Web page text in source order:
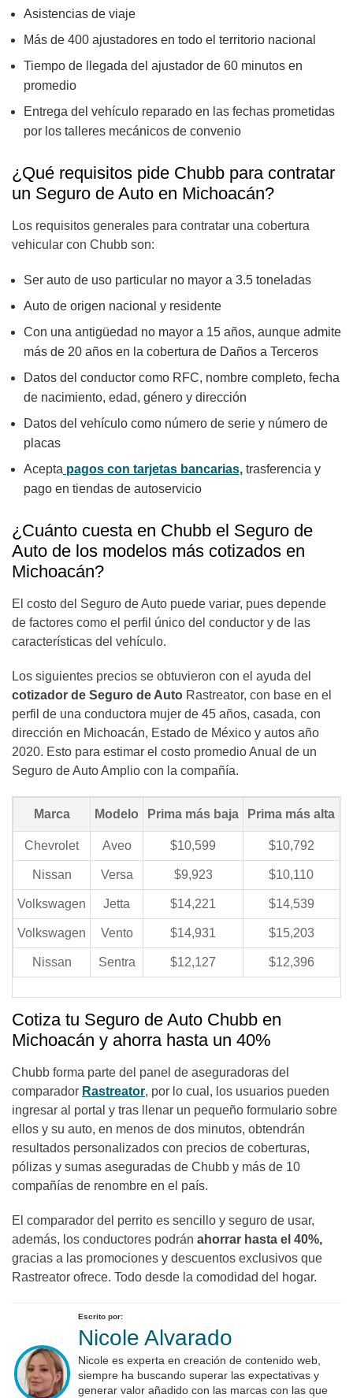
Asistencias de viaje
Más de 400 ajustadores en todo el territorio nacional
Tiempo de llegada del ajustador de 60 minutos en
promedio
Entrega del vehículo reparado en las fechas prometidas
por los talleres mecánicos de convenio
¿Qué requisitos pide Chubb para contratar
un Seguro de Auto en Michoacán?
Los requisitos generales para contratar una cobertura
vehicular con Chubb son:
Ser auto de uso particular no mayor a 3.5 toneladas
Auto de origen nacional y residente
Con una antigüedad no mayor a 15 años, aunque admite
más de 20 años en la cobertura de Daños a Terceros
Datos del conductor como RFC, nombre completo, fecha
de nacimiento, edad, género y dirección
Datos del vehículo como número de serie y número de
placas
Acepta pagos con tarjetas bancarias, trasferencia y
pago en tiendas de autoservicio
¿Cuánto cuesta en Chubb el Seguro de
Auto de los modelos más cotizados en
Michoacán?
El costo del Seguro de Auto puede variar, pues depende
de factores como el perfil único del conductor y de las
características del vehículo.
Los siguientes precios se obtuvieron con el ayuda del
cotizador de Seguro de Auto Rastreator, con base en el
perfil de una conductora mujer de 45 años, casada, con
dirección en Michoacán, Estado de México y autos año
2020. Esto para estimar el costo promedio Anual de un
Seguro de Auto Amplio con la compañía.
Marca Modelo Prima más baja Prima más alta
Chevrolet Aveo $10,599 $10,792
Nissan Versa $9,923 $10,110
Volkswagen Jetta $14,221 $14,539
Volkswagen Vento $14,931 $15,203
Nissan Sentra $12,127 $12,396
Cotiza tu Seguro de Auto Chubb en
Michoacán y ahorra hasta un 40%
Chubb forma parte del panel de aseguradoras del
comparador Rastreator, por lo cual, los usuarios pueden
ingresar al portal y tras llenar un pequeño formulario sobre
ellos y su auto, en menos de dos minutos, obtendrán
resultados personalizados con precios de coberturas,
pólizas y sumas aseguradas de Chubb y más de 10
compañías de renombre en el país.
El comparador del perrito es sencillo y seguro de usar,
además, los conductores podrán ahorrar hasta el 40%,
gracias a las promociones y descuentos exclusivos que
Rastreator ofrece. Todo desde la comodidad del hogar.
Escrito por:
Nicole Alvarado
Nicole es experta en creación de contenido web,
siempre ha buscando superar las expectativas y
generar valor añadido con las marcas con las que